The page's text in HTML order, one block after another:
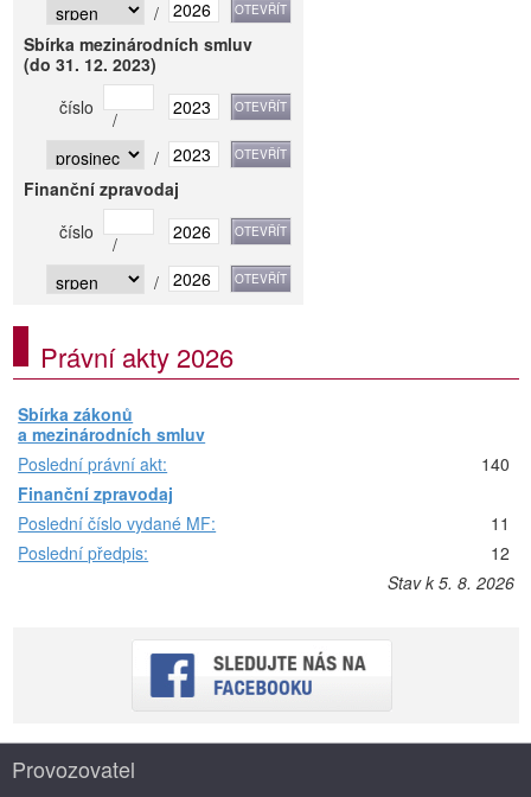
/
Sbírka mezinárodních smluv
(do 31. 12. 2023)
číslo
/
/
Finanční zpravodaj
číslo
/
/
Právní akty 2026
Sbírka zákonů
a mezinárodních smluv
Poslední právní akt:
140
Finanční zpravodaj
Poslední číslo vydané MF:
11
Poslední předpis:
12
Stav k 5. 8. 2026
Provozovatel